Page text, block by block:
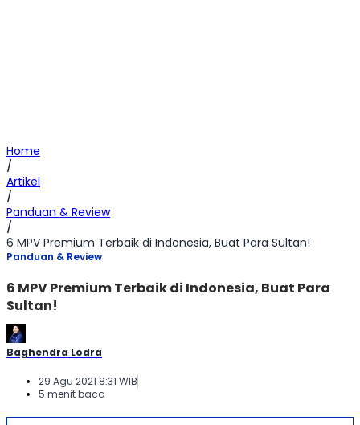
Home
/
Artikel
/
Panduan & Review
/
6 MPV Premium Terbaik di Indonesia, Buat Para Sultan!
Panduan & Review
6 MPV Premium Terbaik di Indonesia, Buat Para
Sultan!
Baghendra Lodra
29 Agu 2021 8:31 WIB
5 menit baca